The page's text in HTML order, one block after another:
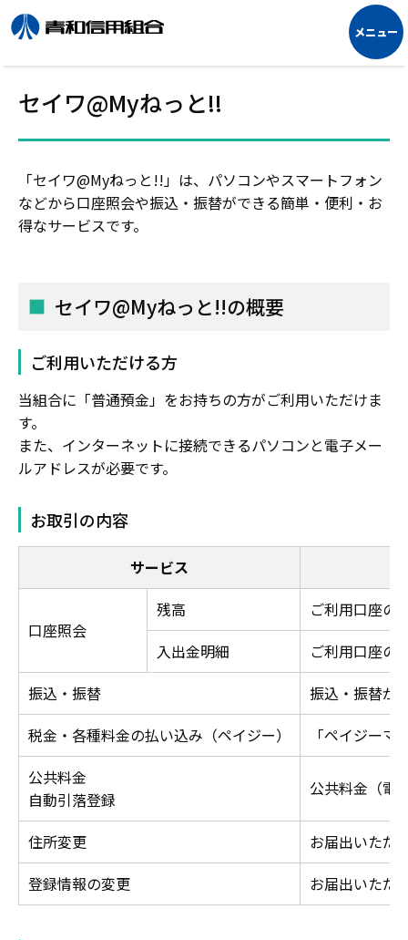
セイワ@Myねっと!!
「セイワ@Myねっと!!」は、パソコンやスマートフォン
などから口座照会や振込・振替ができる簡単・便利・お
得なサービスです。
セイワ@Myねっと!!の概要
ご利用いただける方
当組合に「普通預金」をお持ちの方がご利用いただけま
す。
また、インターネットに接続できるパソコンと電子メー
ルアドレスが必要です。
お取引の内容
サービス
口座照会
残高
ご利用口座の
入出金明細
ご利用口座の
振込・振替
振込・振替が
税金・各種料金の払い込み（ペイジー）
「ペイジー
公共料金
自動引落登録
公共料金（電
住所変更
お届出いただ
登録情報の変更
お届出いただ